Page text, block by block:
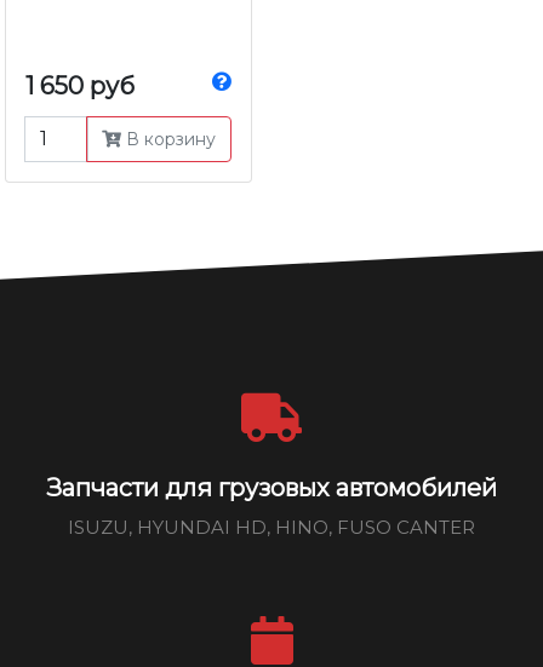
1 650 руб
В корзину
Запчасти для грузовых автомобилей
ISUZU, HYUNDAI HD, HINO, FUSO CANTER